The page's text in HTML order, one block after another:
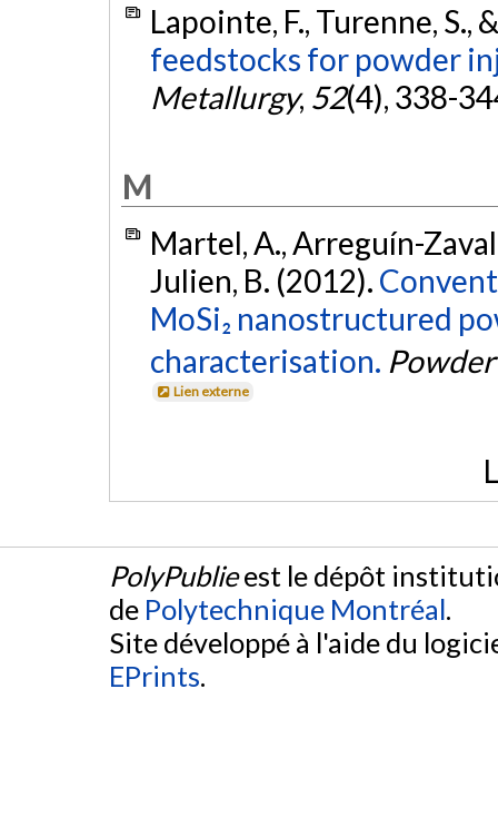
Lapointe, F., Turenne, S.,
feedstocks for powder
Metallurgy, 52(4), 338-
M
Martel, A., Arreguín-
Julien, B. (2012).
MoSi₂ nanostructured
characterisation.
Lien externe
PolyPublieest le dépôt
de Polytechnique Montréal.
Site développé à l'aide du
EPrints.